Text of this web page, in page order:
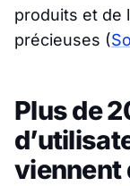
produits et de
précieuses (
Plus de
viennent